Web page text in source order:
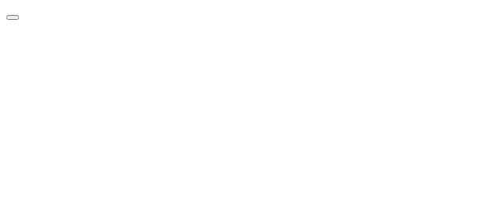
Skip